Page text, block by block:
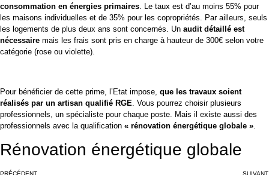
consommation en énergies primaires . Le taux est d’au moins 55% pour
les maisons individuelles et de 35% pour les copropriétés. Par ailleurs, seuls
les logements de plus deux ans sont concernés. Un audit détaillé est
nécessaire mais les frais sont pris en charge à hauteur de 300€ selon votre
catégorie (rose ou violette).
Pour bénéficier de cette prime, l’Etat impose, que les travaux soient
réalisés par un artisan qualifié RGE . Vous pourrez choisir plusieurs
professionnels, un spécialiste pour chaque poste. Mais il existe aussi des
professionnels avec la qualification « rénovation énergétique globale »
Rénovation énergétique globale
PRÉCÉDENT SUIVANT